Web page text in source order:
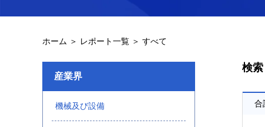
ホーム ＞ レポート一覧 ＞ すべて
産業界
機械及び設備
検
合